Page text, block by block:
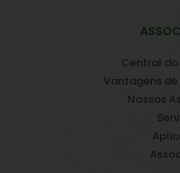
Central
Vantagens
Nossos